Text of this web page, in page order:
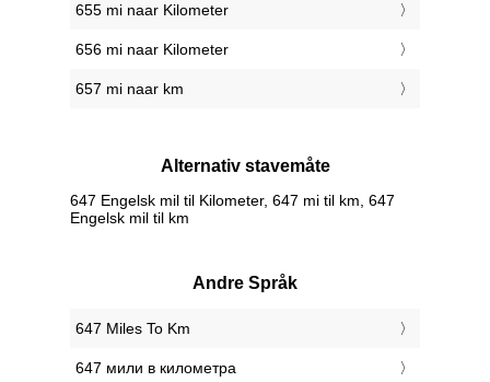
655 mi naar Kilometer
656 mi naar Kilometer
657 mi naar km
Alternativ stavemåte
647 Engelsk mil til Kilometer, 647 mi til km, 647
Engelsk mil til km
Andre Språk
‎647 Miles To Km
‎647 мили в километра